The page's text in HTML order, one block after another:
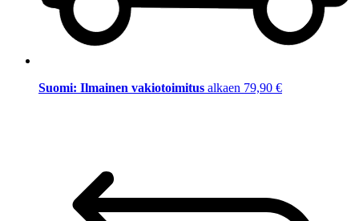
Suomi: Ilmainen vakiotoimitus alkaen 79,90 €